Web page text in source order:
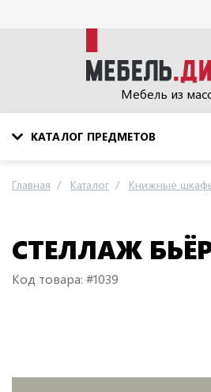
Мебель из
КАТАЛОГ ПРЕДМЕТОВ
Главная Каталог Книжные
СТЕЛЛАЖ
Код товара: #1039